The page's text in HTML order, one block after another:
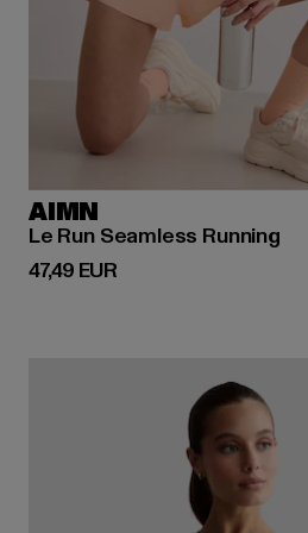
AIMN
Le Run Seamless Running
47,49 EUR
Derzeitiger Preis: 47,49 EUR